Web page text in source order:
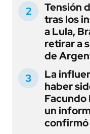
Tensión
tras los
a Lula,
retirar a
de
La
haber
Facundo
un
confirmó